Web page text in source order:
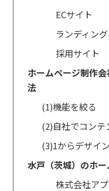
ECサイト
ランディング
採用サイト
ホームページ制作
法
(1)機能を絞る
(2)自社でコンテ
(3)1からデザイ
水戸（茨城）のホ
株式会社ア